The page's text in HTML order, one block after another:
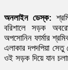
অনলাইন ডেস্ক:
বরিশালে সড়ক
অপসোনিন ফার্মার
এলাকার দপদপিয়া
ওই সড়ক দিয়ে যান